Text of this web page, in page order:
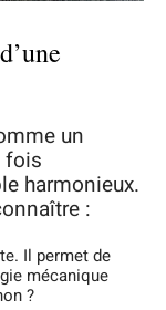
un
fois
harmonieux.
:
Il permet de
mécanique
?